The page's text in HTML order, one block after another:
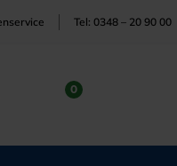
Tel: 0348 – 20 90 00
0